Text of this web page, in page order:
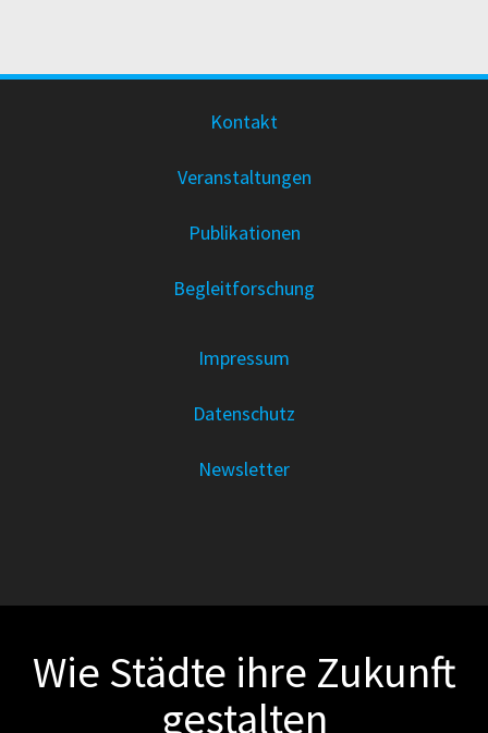
Kontakt
Veranstaltungen
Publikationen
Begleitforschung
Impressum
Datenschutz
Newsletter
Wie Städte ihre Zukunft
gestalten